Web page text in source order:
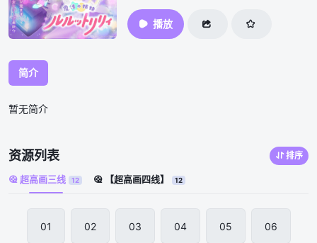
播放
简介
暂无简介
资源列表 排序
超高画三线 12 【超高画四线】 12
01 02 03 04 05 06